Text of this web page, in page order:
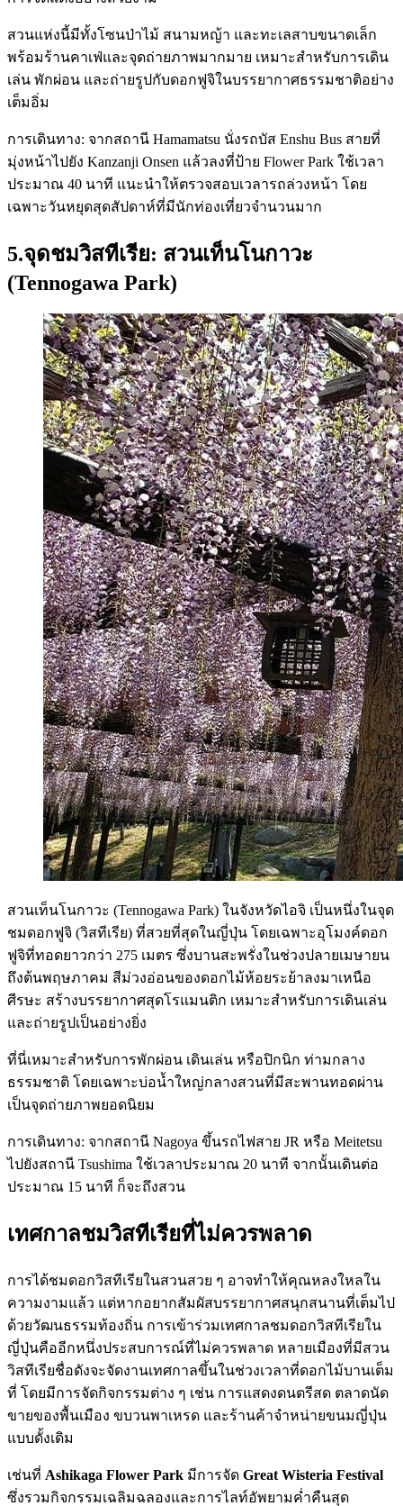
สวนแห่งนี้มีทั้งโซนป่าไม้ สนามหญ้า และทะเลสาบขนาดเล็ก
พร้อมร้านคาเฟ่และจุดถ่ายภาพมากมาย เหมาะสำหรับการเดิน
เล่น พักผ่อน และถ่ายรูปกับดอกฟูจิในบรรยากาศธรรมชาติอย่าง
เต็มอิ่ม
การเดินทาง: จากสถานี Hamamatsu นั่งรถบัส Enshu Bus สายที่
มุ่งหน้าไปยัง Kanzanji Onsen แล้วลงที่ป้าย Flower Park ใช้เวลา
ประมาณ 40 นาที แนะนำให้ตรวจสอบเวลารถล่วงหน้า โดย
เฉพาะวันหยุดสุดสัปดาห์ที่มีนักท่องเที่ยวจำนวนมาก
5.จุดชมวิสทีเรีย: สวนเท็นโนกาวะ
(Tennogawa Park)
สวนเท็นโนกาวะ (Tennogawa Park) ในจังหวัดไอจิ เป็นหนึ่งในจุด
ชมดอกฟูจิ (วิสทีเรีย) ที่สวยที่สุดในญี่ปุ่น โดยเฉพาะอุโมงค์ดอก
ฟูจิที่ทอดยาวกว่า 275 เมตร ซึ่งบานสะพรั่งในช่วงปลายเมษายน
ถึงต้นพฤษภาคม สีม่วงอ่อนของดอกไม้ห้อยระย้าลงมาเหนือ
ศีรษะ สร้างบรรยากาศสุดโรแมนติก เหมาะสำหรับการเดินเล่น
และถ่ายรูปเป็นอย่างยิ่ง
ที่นี่เหมาะสำหรับการพักผ่อน เดินเล่น หรือปิกนิก ท่ามกลาง
ธรรมชาติ โดยเฉพาะบ่อน้ำใหญ่กลางสวนที่มีสะพานทอดผ่าน
เป็นจุดถ่ายภาพยอดนิยม
การเดินทาง: จากสถานี Nagoya ขึ้นรถไฟสาย JR หรือ Meitetsu
ไปยังสถานี Tsushima ใช้เวลาประมาณ 20 นาที จากนั้นเดินต่อ
ประมาณ 15 นาที ก็จะถึงสวน
เทศกาลชมวิสทีเรียที่ไม่ควรพลาด
การได้ชมดอกวิสทีเรียในสวนสวย ๆ อาจทำให้คุณหลงใหลใน
ความงามแล้ว แต่หากอยากสัมผัสบรรยากาศสนุกสนานที่เต็มไป
ด้วยวัฒนธรรมท้องถิ่น การเข้าร่วมเทศกาลชมดอกวิสทีเรียใน
ญี่ปุ่นคืออีกหนึ่งประสบการณ์ที่ไม่ควรพลาด หลายเมืองที่มีสวน
วิสทีเรียชื่อดังจะจัดงานเทศกาลขึ้นในช่วงเวลาที่ดอกไม้บานเต็ม
ที่ โดยมีการจัดกิจกรรมต่าง ๆ เช่น การแสดงดนตรีสด ตลาดนัด
ขายของพื้นเมือง ขบวนพาเหรด และร้านค้าจำหน่ายขนมญี่ปุ่น
แบบดั้งเดิม
เช่นที่ Ashikaga Flower Park มีการจัด Great Wisteria Festival
ซึ่งรวมกิจกรรมเฉลิมฉลองและการไลท์อัพยามค่ำคืนสุด